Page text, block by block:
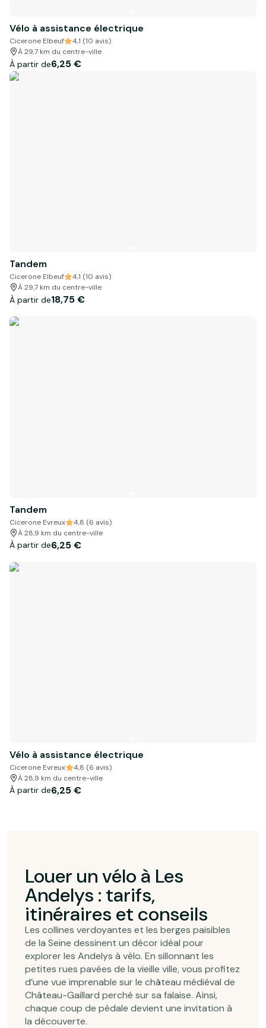
Vélo à assistance électrique
Cicerone Elbeuf
4,1 (10 avis)
À 29,7 km du centre-ville
À partir de6,25 €
Tandem
Cicerone Elbeuf
4,1 (10 avis)
À 29,7 km du centre-ville
À partir de18,75 €
Tandem
Cicerone Evreux
4,8 (6 avis)
À 28,9 km du centre-ville
À partir de6,25 €
Vélo à assistance électrique
Cicerone Evreux
4,8 (6 avis)
À 28,9 km du centre-ville
À partir de6,25 €
Louer un vélo à Les
Andelys : tarifs,
itinéraires et conseils
Les collines verdoyantes et les berges paisibles
de la Seine dessinent un décor idéal pour
explorer les Andelys à vélo. En sillonnant les
petites rues pavées de la vieille ville, vous profitez
d’une vue imprenable sur le château médiéval de
Château-Gaillard perché sur sa falaise. Ainsi,
chaque coup de pédale devient une invitation à
la découverte.